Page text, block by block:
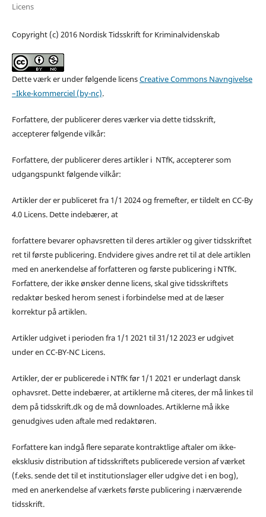
Licens
Copyright (c) 2016 Nordisk Tidsskrift for Kriminalvidenskab
Dette værk er under følgende licensCreative Commons Navngivelse
–Ikke-kommerciel (by-nc).
Forfattere, der publicerer deres værker via dette tidsskrift,
accepterer følgende vilkår:
Forfattere, der publicerer deres artikler i NTfK, accepterer som
udgangspunkt følgende vilkår:
Artikler der er publiceret fra 1/1 2024 og fremefter, er tildelt en CC-By
4.0 Licens. Dette indebærer, at
forfattere bevarer ophavsretten til deres artikler og giver tidsskriftet
ret til første publicering. Endvidere gives andre ret til at dele artiklen
med en anerkendelse af forfatteren og første publicering i NTfK.
Forfattere, der ikke ønsker denne licens, skal give tidsskriftets
redaktør besked herom senest i forbindelse med at de læser
korrektur på artiklen.
Artikler udgivet i perioden fra 1/1 2021 til 31/12 2023 er udgivet
under en CC-BY-NC Licens.
Artikler, der er publicerede i NTfK før 1/1 2021 er underlagt dansk
ophavsret. Dette indebærer, at artiklerne må citeres, der må linkes til
dem på tidsskrift.dk og de må downloades. Artiklerne må ikke
genudgives uden aftale med redaktøren.
Forfattere kan indgå flere separate kontraktlige aftaler om ikke-
eksklusiv distribution af tidsskriftets publicerede version af værket
(f.eks. sende det til et institutionslager eller udgive det i en bog),
med en anerkendelse af værkets første publicering i nærværende
tidsskrift.